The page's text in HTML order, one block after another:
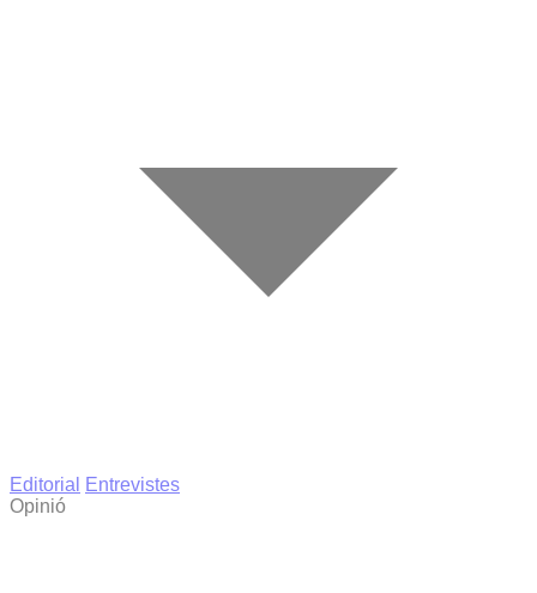
Editorial
Entrevistes
Opinió